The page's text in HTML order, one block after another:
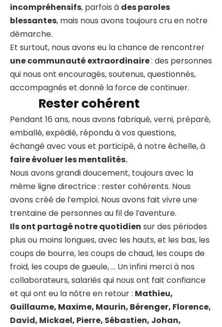
incompréhensifs, parfois à des paroles
blessantes, mais nous avons toujours cru en notre
démarche.
Et surtout, nous avons eu la chance de rencontrer
une communauté extraordinaire: des personnes
qui nous ont encouragés, soutenus, questionnés,
accompagnés et donné la force de continuer.
Rester cohérent
Pendant 16 ans, nous avons fabriqué, verni, préparé,
emballé, expédié, répondu à vos questions,
échangé avec vous et participé, à notre échelle, à
faire évoluer les mentalités.
Nous avons grandi doucement, toujours avec la
même ligne directrice : rester cohérents. Nous
avons créé de l’emploi. Nous avons fait vivre une
trentaine de personnes au fil de l’aventure.
Ils ont partagé notre quotidien sur des périodes
plus ou moins longues, avec les hauts, et les bas, les
coups de bourre, les coups de chaud, les coups de
froid, les coups de gueule, … Un infini merci à nos
collaborateurs, salariés qui nous ont fait confiance
et qui ont eu la nôtre en retour : Mathieu,
Guillaume, Maxime, Maurin, Bérenger, Florence,
David, Mickael, Pierre, Sébastien, Johan,